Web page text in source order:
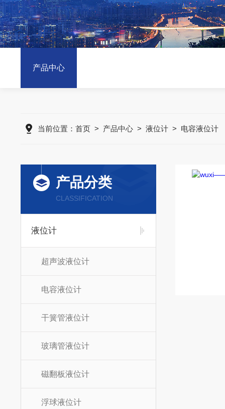
产品中心
当前位置： 首页> 产品中心> 液位计> 电容液位计
产品分类
CLASSIFICATION
液位计
超声波液位计
电容液位计
干簧管液位计
玻璃管液位计
磁翻板液位计
浮球液位计